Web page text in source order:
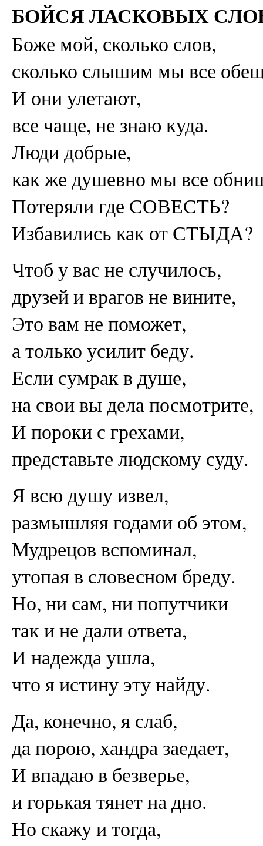
БОЙСЯ ЛАСКОВЫХ
Боже мой, сколько слов,
сколько слышим мы все
И они улетают,
все чаще, не знаю куда.
Люди добрые,
как же душевно мы все
Потеряли где СОВЕСТЬ?
Избавились как от СТЫДА?
Чтоб у вас не случилось,
друзей и врагов не вините,
Это вам не поможет,
а только усилит беду.
Если сумрак в душе,
на свои вы дела посмотрите,
И пороки с грехами,
представьте людскому суду.
Я всю душу извел,
размышляя годами об этом,
Мудрецов вспоминал,
утопая в словесном бреду.
Но, ни сам, ни попутчики
так и не дали ответа,
И надежда ушла,
что я истину эту найду.
Да, конечно, я слаб,
да порою, хандра заедает,
И впадаю в безверье,
и горькая тянет на дно.
Но скажу и тогда,